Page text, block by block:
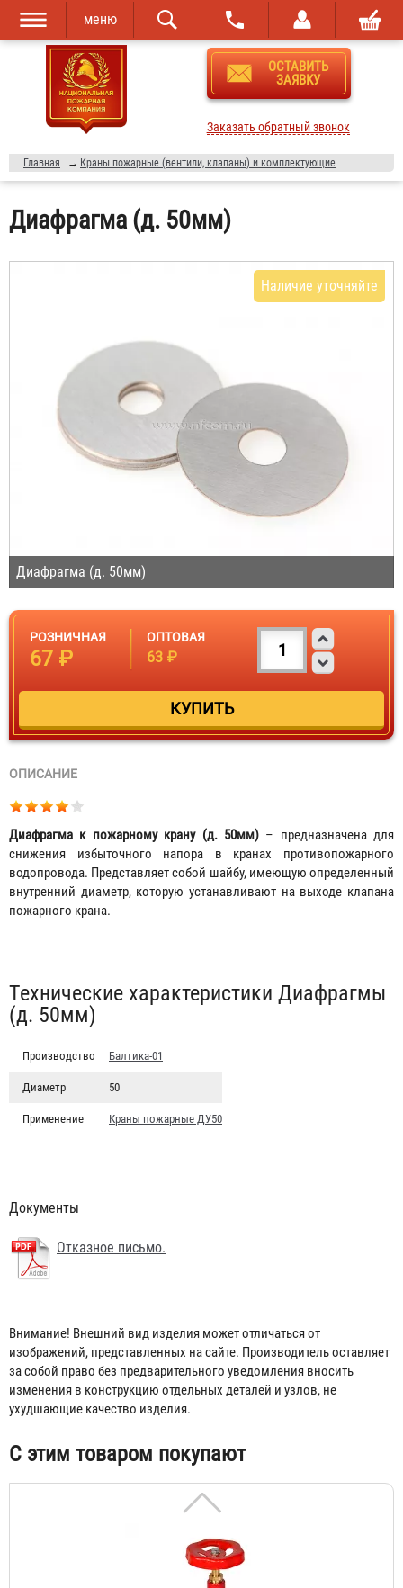
Перейти к
основному
содержанию
Skip to
navigation
меню
ОСТАВИТЬ
ЗАЯВКУ
Заказать обратный звонок
Главная → Краны пожарные (вентили, клапаны) и комплектующие
Диафрагма (д. 50мм)
Диафрагма (д. 50мм)
Наличие уточняйте
РОЗНИЧНАЯ
67 ₽
ОПТОВАЯ
63 ₽
ОПИСАНИЕ
Диафрагма к пожарному крану (д. 50мм)– предназначена для
снижения избыточного напора в кранах противопожарного
водопровода. Представляет собой шайбу, имеющую определенный
внутренний диаметр, которую устанавливают на выходе клапана
пожарного крана.
Табы
Технические характеристики Диафрагмы
(д. 50мм)
Производство Балтика-01
Диаметр 50
Применение Краны пожарные ДУ50
Документы
Отказное письмо.
Внимание! Внешний вид изделия может отличаться от
изображений, представленных на сайте. Производитель оставляет
за собой право без предварительного уведомления вносить
изменения в конструкцию отдельных деталей и узлов, не
ухудшающие качество изделия.
С этим товаром покупают
Головка муфтовая ГМ-50
145 ₽